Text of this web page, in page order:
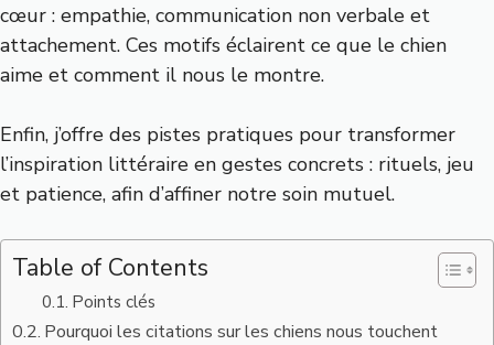
cœur : empathie, communication non verbale et
attachement. Ces motifs éclairent ce que le chien
aime et comment il nous le montre.
Enfin, j’offre des pistes pratiques pour transformer
l’inspiration littéraire en gestes concrets : rituels, jeu
et patience, afin d’affiner notre soin mutuel.
Table of Contents
Points clés
Pourquoi les citations sur les chiens nous touchent